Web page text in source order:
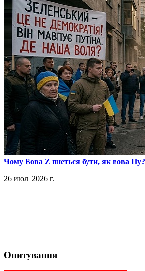
​Чому Вова Z пнеться бути, як вова Пу?
26 июл. 2026 г.
Опитування